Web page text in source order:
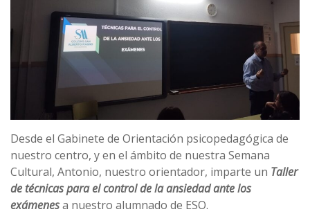
Desde el Gabinete de Orientación psicopedagógica de
nuestro centro, y en el ámbito de nuestra Semana
Cultural, Antonio, nuestro orientador, imparte un Taller
de técnicas para el control de la ansiedad ante los
exámenesa nuestro alumnado de ESO.